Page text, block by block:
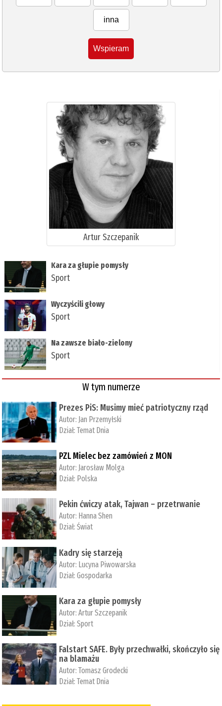
inna
Wspieram
Artur Szczepanik
Kara za głupie pomysły
Sport
Wyczyścili głowy
Sport
Na zawsze biało-zielony
Sport
W tym numerze
Prezes PiS: Musimy mieć patriotyczny rząd
Autor: Jan Przemyłski
Dział:Temat Dnia
PZL Mielec bez zamówień z MON
Autor: Jarosław Molga
Dział: Polska
Pekin ćwiczy atak, Tajwan – przetrwanie
Autor: ­Hanna Shen
Dział:Świat
Kadry się starzeją
Autor: Lucyna Piwowarska
Dział:Gospodarka
Kara za głupie pomysły
Autor:Artur Szczepanik
Dział:Sport
Falstart SAFE. Były przechwałki, skończyło się
na blamażu
Autor:Tomasz Grodecki
Dział:Temat Dnia